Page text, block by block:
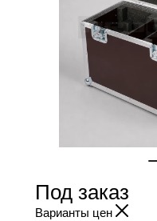
Под заказ
Варианты цен